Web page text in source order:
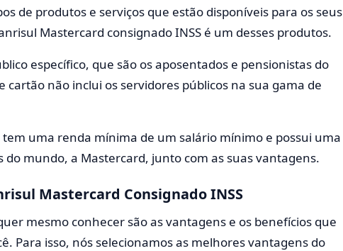
de produtos e serviços que estão disponíveis para os seus
Mastercard consignado INSS é um desses produtos.
específico, que são os aposentados e pensionistas do
cartão não inclui os servidores públicos na sua gama de
uma renda mínima de um salário mínimo e possui uma
do mundo, a Mastercard, junto com as suas vantagens.
Mastercard Consignado INSS
mesmo conhecer são as vantagens e os benefícios que
Para isso, nós selecionamos as melhores vantagens do